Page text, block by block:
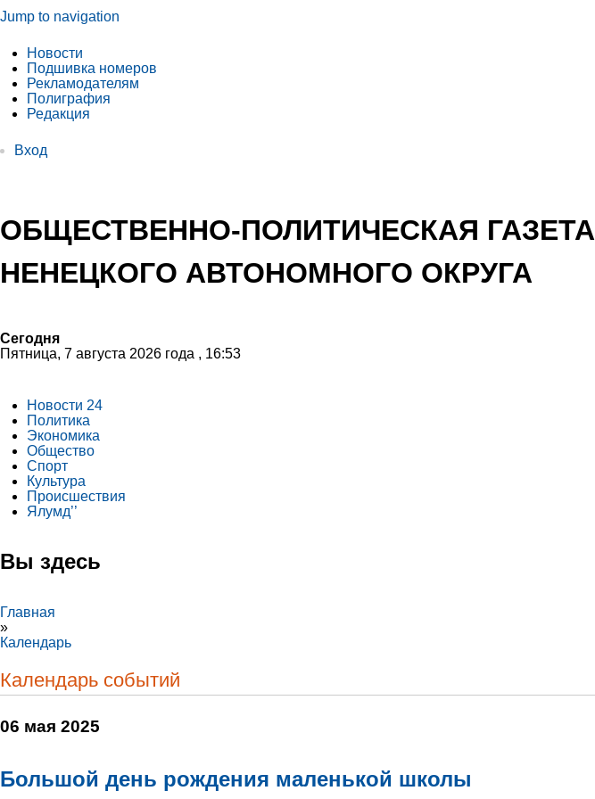
Jump to navigation
Новости
Подшивка номеров
Рекламодателям
Полиграфия
Редакция
Вход
ОБЩЕСТВЕННО-ПОЛИТИЧЕСКАЯ ГАЗЕТА
НЕНЕЦКОГО АВТОНОМНОГО ОКРУГА
Сегодня
Пятница, 7 августа 2026 года , 16:53
Новости 24
Политика
Экономика
Общество
Спорт
Культура
Происшествия
Ялумд’’
Вы здесь
Главная
»
Календарь
Календарь событий
06 мая 2025
Большой день рождения маленькой школы